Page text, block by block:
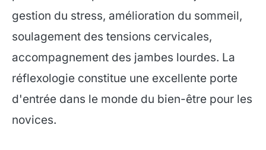
gestion du stress, amélioration du sommeil,
soulagement des tensions cervicales,
accompagnement des jambes lourdes. La
réflexologie constitue une excellente porte
d'entrée dans le monde du bien-être pour les
novices.